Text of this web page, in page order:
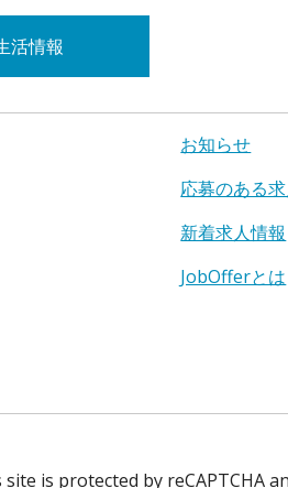
活情報
お知らせ
応募のある
新着求人情報
JobOfferとは
site is protected by reCAPTCHA